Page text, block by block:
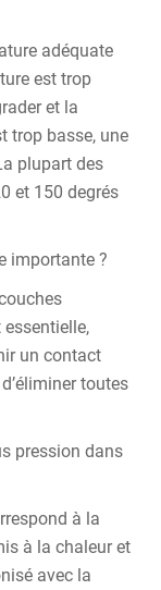
adéquate
est trop
et la
trop basse, une
plupart des
et 150 degrés
importante ?
un contact
toutes
pression dans
à la
à la chaleur et
avec la